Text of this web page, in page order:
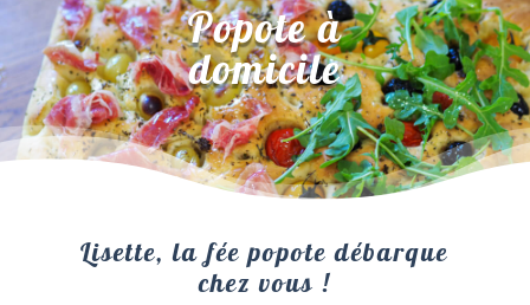
Popote à
domicile
Lisette, la fée popote débarque
chez vous !